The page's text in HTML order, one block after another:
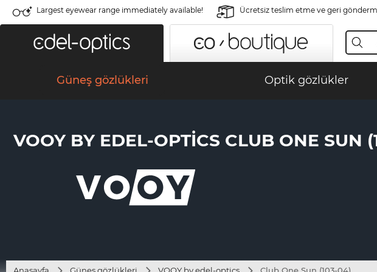
Largest eyewear range immediately available! Ücretsiz teslim etme ve geri
Güneş gözlükleri Optik gözlükler
VOOY BY EDEL-OPTICS CLUB ONE SUN